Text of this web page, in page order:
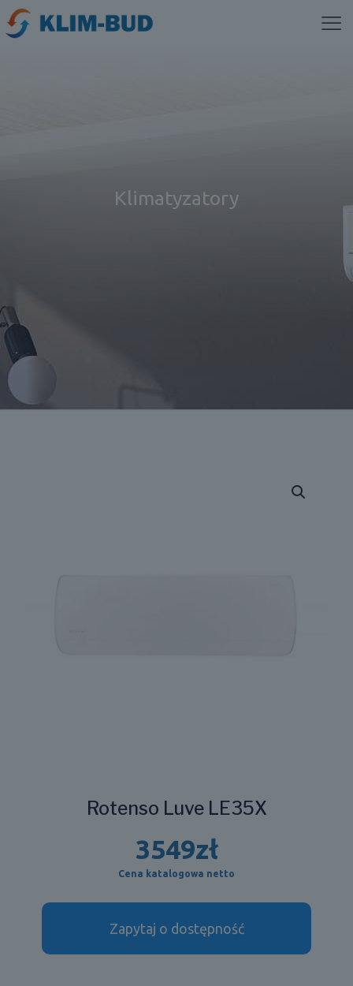
Klimatyzatory
Rotenso Luve LE35X
3549zł
Cena katalogowa netto
Zapytaj o dostępność